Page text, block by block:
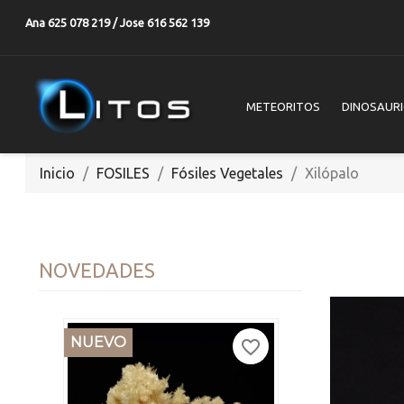
Ana 625 078 219 / Jose 616 562 139
METEORITOS
Inicio FOSILES Fósiles Vegetales Xilópalo
NOVEDADES
NUEVO favorite_border